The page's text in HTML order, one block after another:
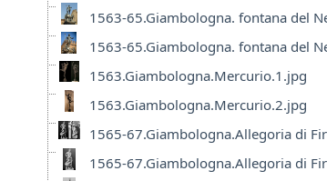
1563-65.Giambologna. fontana del
1563-65.Giambologna. fontana del
1563.Giambologna.Mercurio.1.jpg
1563.Giambologna.Mercurio.2.jpg
1565-67.Giambologna.Allegoria di
1565-67.Giambologna.Allegoria di